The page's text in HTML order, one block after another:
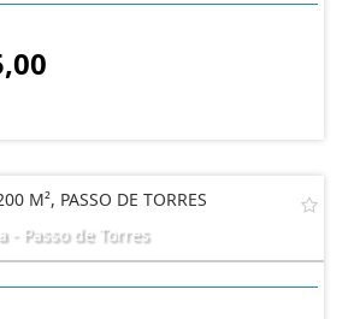
M², PASSO DE TORRES
- Passo de Torres